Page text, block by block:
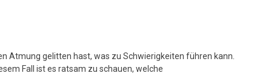
Atmung gelitten hast, was zu Schwierigkeiten führen kann.
Fall ist es ratsam zu schauen, welche